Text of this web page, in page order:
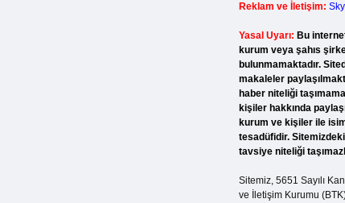
Reklam ve İletişim:
Yasal Uyarı: Bu
kurum veya şahıs
bulunmamaktadır.
makaleler
haber niteliği
kişiler hakkında
kurum ve kişiler ile
tesadüfidir.
tavsiye niteliği
Sitemiz, 5651 Sayılı
ve İletişim Kurumu